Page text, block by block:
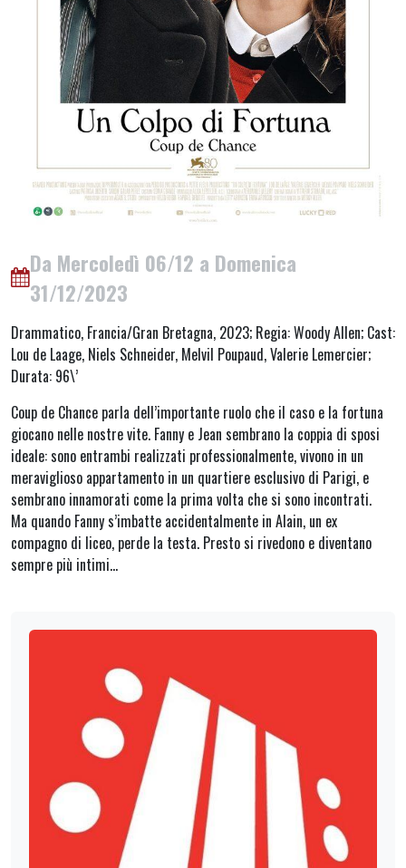
Da Mercoledì 06/12 a Domenica
31/12/2023
Drammatico, Francia/Gran Bretagna, 2023; Regia: Woody Allen; Cast:
Lou de Laage, Niels Schneider, Melvil Poupaud, Valerie Lemercier;
Durata: 96\’
Coup de Chance parla dell’importante ruolo che il caso e la fortuna
giocano nelle nostre vite. Fanny e Jean sembrano la coppia di sposi
ideale: sono entrambi realizzati professionalmente, vivono in un
meraviglioso appartamento in un quartiere esclusivo di Parigi, e
sembrano innamorati come la prima volta che si sono incontrati.
Ma quando Fanny s’imbatte accidentalmente in Alain, un ex
compagno di liceo, perde la testa. Presto si rivedono e diventano
sempre più intimi…